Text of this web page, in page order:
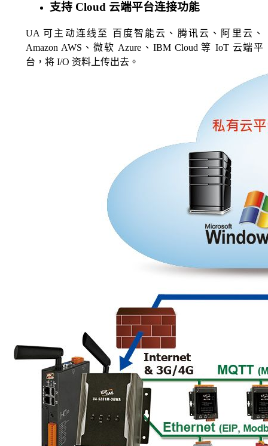
支持 Cloud 云端平台连接功能
UA 可主动连线至 百度智能云、腾讯云、阿里云、
Amazon AWS、微软 Azure、IBM Cloud 等 IoT 云端平
台，将 I/O 资料上传出去。